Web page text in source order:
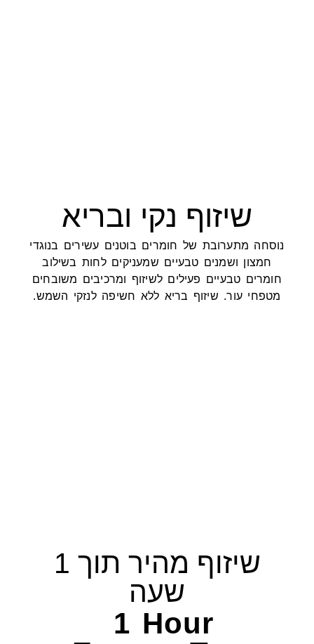
שיזוף נקי ובריא
מתערובת של חומרים בוטנים עשירים בנוגדי
חמצון ושמנים טבעיים שמעניקים לחות בשילוב
טבעיים פעילים לשיזוף ומרכיבים משובחים
עור. שיזוף בריא ללא חשיפה לנזקי השמש.
שיזוף מהיר תוך 1
שעה
1 Hour